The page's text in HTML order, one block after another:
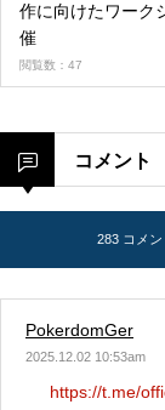
作に向けたワーク
催
閲覧数：47
コメント
283 コメン
PokerdomGer
2025.12.02 10:53am
https://t.me/